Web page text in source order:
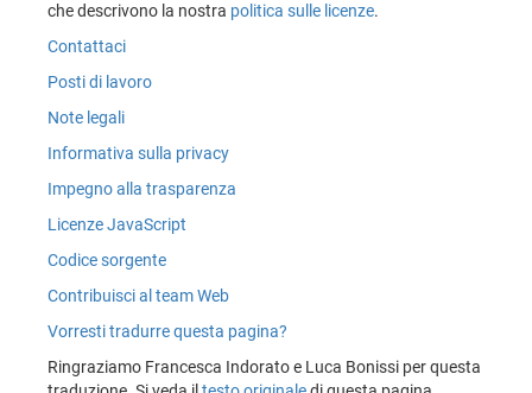
che descrivono la nostra politica sulle licenze.
Contattaci
Posti di lavoro
Note legali
Informativa sulla privacy
Impegno alla trasparenza
Licenze JavaScript
Codice sorgente
Contribuisci al team Web
Vorresti tradurre questa pagina?
Ringraziamo Francesca Indorato e Luca Bonissi per questa